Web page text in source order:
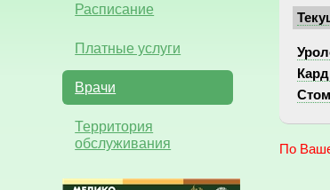
Расписание
Платные услуги
Врачи
Территория
обслуживания
По